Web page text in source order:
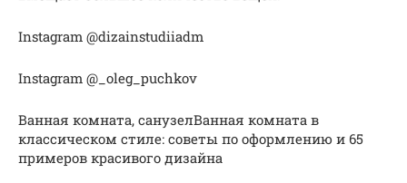
Instagram @dizainstudiiadm
Instagram @_oleg_puchkov
Ванная комната, санузелВанная комната в
классическом стиле: советы по оформлению и 65
примеров красивого дизайна